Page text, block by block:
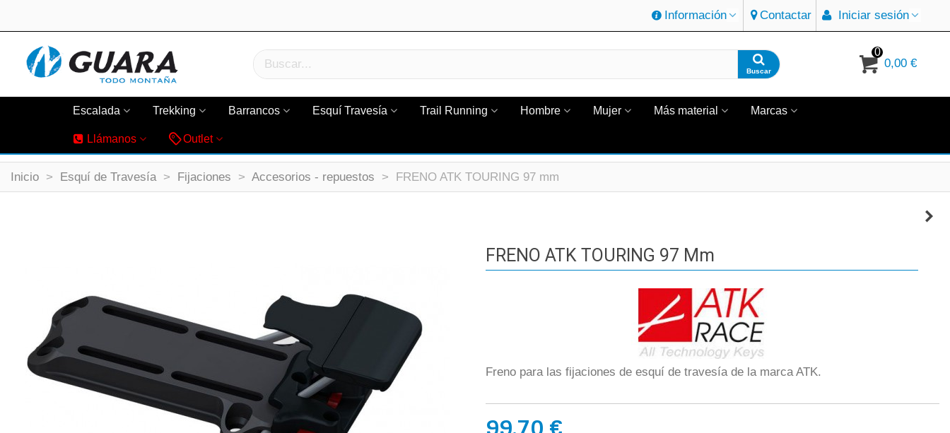
Información Contactar Iniciar sesión
Buscar
0
0,00 €
Escalada Trekking Barrancos Esquí Travesía Trail Running Hombre Mujer Más material Marcas
Llámanos Outlet
Inicio > Esquí de Travesía > Fijaciones > Accesorios - repuestos > FRENO ATK TOURING 97 mm
FRENO ATK TOURING 97 Mm
Freno para las fijaciones de esquí de travesía de la marca ATK.